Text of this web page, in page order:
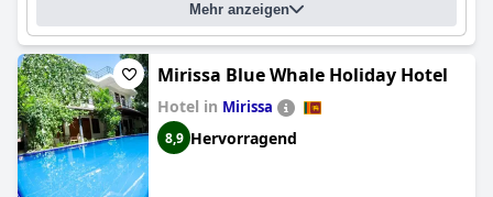
Mehr anzeigen
Mirissa Blue Whale Holiday Hotel
Hotel in Mirissa
8,9 Hervorragend